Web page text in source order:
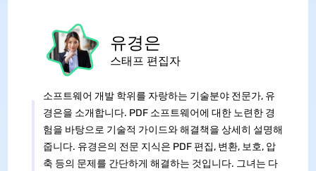
유경은
스태프 편집자
소프트웨어 개발 학위를 자랑하는 기술분야 전문가, 유
경은을 소개합니다. PDF 소프트웨어에 대한 노련한 경
험을 바탕으로 기술적 가이드와 해결책을 상세히 설명해
줍니다. 유경은의 전문 지식은 PDF 편집, 변환, 보호, 압
축 등의 문제를 간단하게 해결하는 것입니다. 그녀는 다